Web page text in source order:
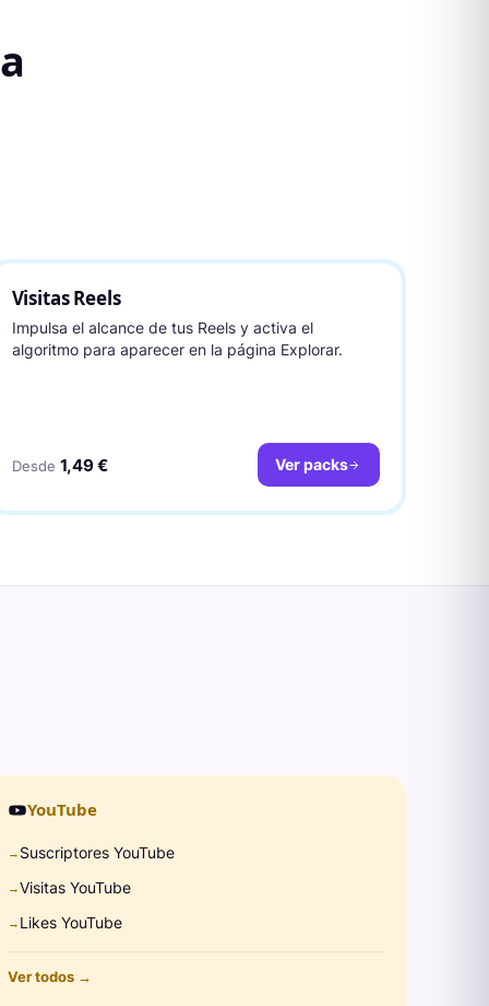
Visitas Reels
Impulsa el alcance de tus Reels y activa el
algoritmo para aparecer en la página Explorar.
Desde 1,49 € Ver packs
YouTube
→ Suscriptores YouTube
→Visitas YouTube
→ Likes YouTube
Ver todos →